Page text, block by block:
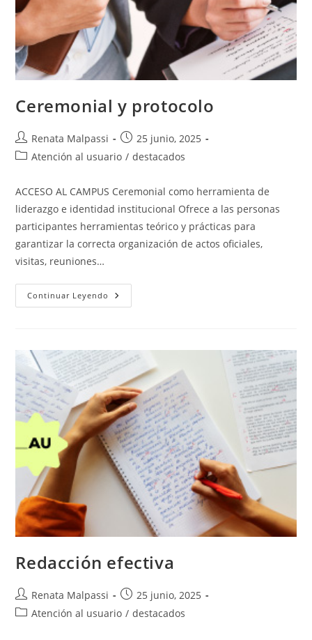
Ceremonial y protocolo
Autor
de
Renata Malpassi
Entrada
publicada:
25 junio, 2025
Categoría
la
Atención al usuario / destacados
ACCESO AL CAMPUS Ceremonial como herramienta de
liderazgo e identidad institucional Ofrece a las personas
participantes herramientas teórico y prácticas para
garantizar la correcta organización de actos oficiales,
visitas, reuniones…
Continuar Leyendo Ceremonial
Y
Redacción efectiva
Autor
de
Renata Malpassi
Entrada
publicada:
25 junio, 2025
Categoría
Atención al usuario / destacados